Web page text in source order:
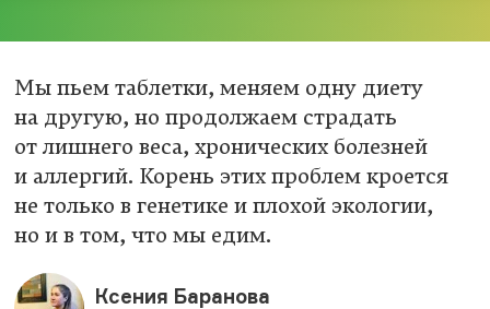
Мы пьем таблетки, меняем одну диету
на другую, но продолжаем страдать
от лишнего веса, хронических болезней
и аллергий. Корень этих проблем кроется
не только в генетике и плохой экологии,
но и в том, что мы едим.
Ксения Баранова